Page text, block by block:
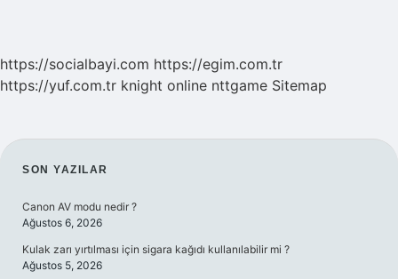
https://socialbayi.com https://egim.com.tr
https://yuf.com.tr knight online nttgame Sitemap
SIDEBAR
SON YAZILAR
Canon AV modu nedir ?
Ağustos 6, 2026
Kulak zarı yırtılması için sigara kağıdı kullanılabilir mi ?
Ağustos 5, 2026